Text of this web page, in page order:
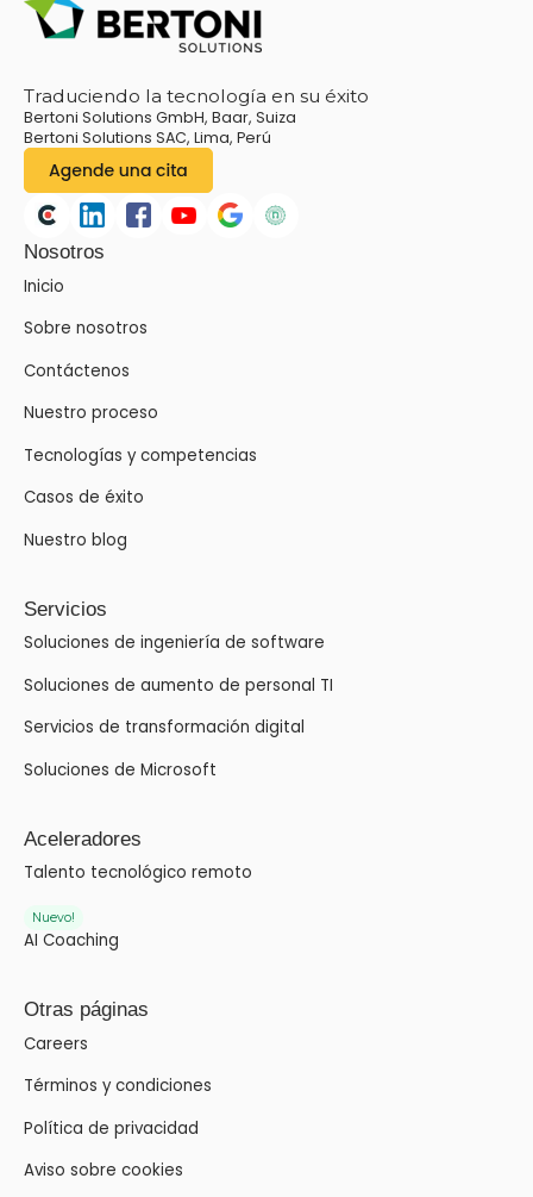
Traduciendo la tecnología en su éxito
Bertoni Solutions GmbH, Baar, Suiza
Bertoni Solutions SAC, Lima, Perú
Nosotros
Inicio
Sobre nosotros
Contáctenos
Nuestro proceso
Tecnologías y competencias
Casos de éxito
Nuestro blog
Servicios
Soluciones de ingeniería de software
Soluciones de aumento de personal TI
Servicios de transformación digital
Soluciones de Microsoft
Aceleradores
Talento tecnológico remoto
Nuevo!
AI Coaching
Otras páginas
Careers
Términos y condiciones
Política de privacidad
Aviso sobre cookies